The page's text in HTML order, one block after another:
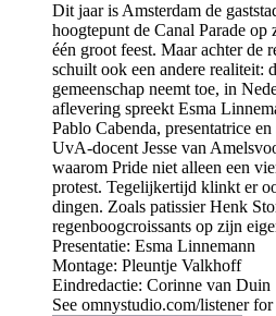
Dit jaar is Amsterdam de
hoogtepunt de Canal Parade op
één groot feest. Maar achter de
schuilt ook een andere realiteit:
gemeenschap neemt toe, in
aflevering spreekt Esma
Pablo Cabenda, presentatrice
UvA-docent Jesse van
waarom Pride niet alleen een
protest. Tegelijkertijd klinkt er
dingen. Zoals patissier Henk
regenboogcroissants op zijn
Presentatie: Esma Linnemann
Montage: Pleuntje Valkhoff
Eindredactie: Corinne van Duin
See omnystudio.com/listener